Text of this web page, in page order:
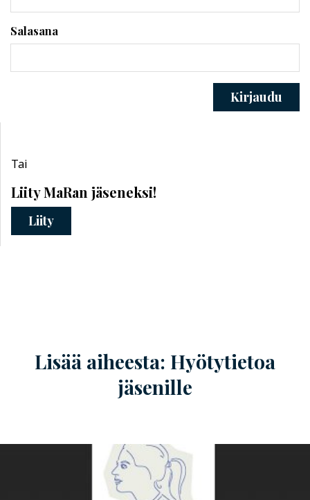
Salasana
Kirjaudu
Tai
Liity MaRan jäseneksi!
Liity
Lisää aiheesta: Hyötytietoa
jäsenille